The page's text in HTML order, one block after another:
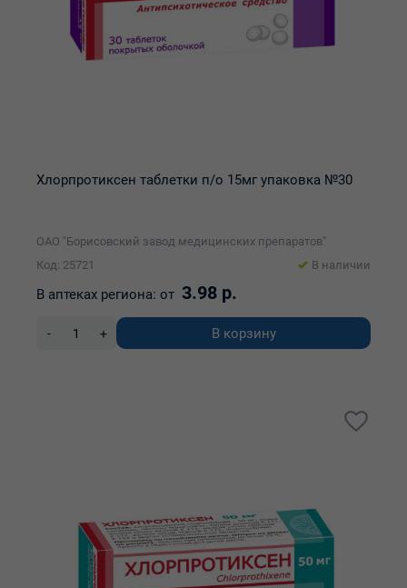
Хлорпротиксен таблетки п/о 15мг упаковка №30
ОАО "Борисовский завод медицинских препаратов"
Код: 25721
В наличии
В аптеках региона: от 3.98 р.
- + В корзину